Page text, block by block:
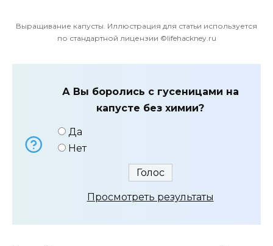
Выращивание капусты. Иллюстрация для статьи используется
по стандартной лицензии ©lifehackney.ru
А Вы боролись с гусеницами на
капусте без химии?
Да
Нет
Просмотреть результаты